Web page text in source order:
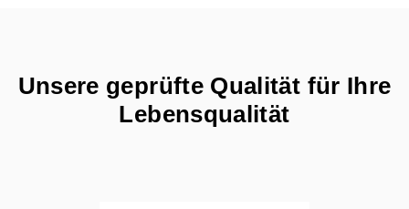
Unsere geprüfte Qualität für Ihre
Lebensqualität